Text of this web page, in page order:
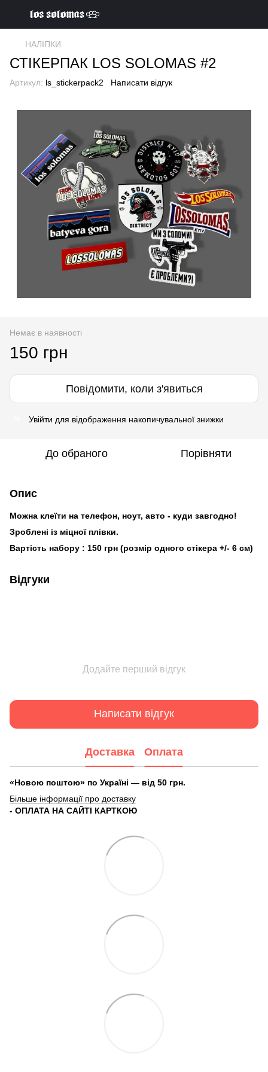
НАЛІПКИ
СТІКЕРПАК LOS SOLOMAS #2
Артикул: ls_stickerpack2 Написати відгук
Немає в наявності
150 грн
Повідомити, коли з'явиться
Увійти для відображення накопичувальної знижки
До обраного Порівняти
Опис
Можна клеїти на телефон, ноут, авто - куди завгодно!
Зроблені із міцної плівки.
Вартість набору : 150 грн (розмір одного стікера +/- 6 см)
Відгуки
Додайте перший відгук
Написати відгук
Доставка Оплата
«Новою поштою» по Україні — від 50 грн.
Більше інформації про доставку
- ОПЛАТА НА САЙТІ КАРТКОЮ